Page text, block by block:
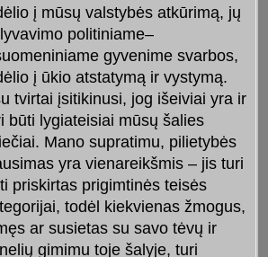
į mūsų valstybės atkūrimą, jų
politiniame–
gyvenime svarbos,
į ūkio atstatymą ir vystymą.
tvirtai įsitikinusi, jog išeiviai yra ir
būti lygiateisiai mūsų šalies
Mano supratimu, pilietybės
yra vienareikšmis – jis turi
priskirtas prigimtinės teisės
todėl kiekvienas žmogus,
ar susietas su savo tėvų ir
gimimu toje šalyje, turi